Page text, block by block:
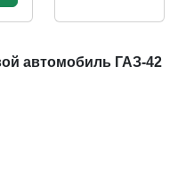
автомобиль ГАЗ-42